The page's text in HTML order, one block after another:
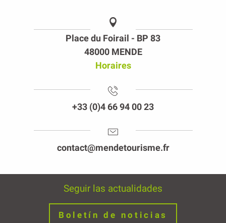
Place du Foirail - BP 83
48000 MENDE
Horaires
+33 (0)4 66 94 00 23
contact@mendetourisme.fr
Seguir las actualidades
Boletín de noticias